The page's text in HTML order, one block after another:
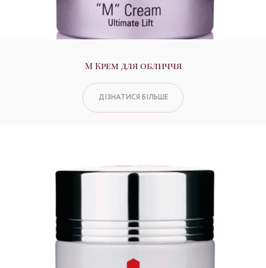
М Крем для обличчя
ДІЗНАТИСЯ БІЛЬШЕ